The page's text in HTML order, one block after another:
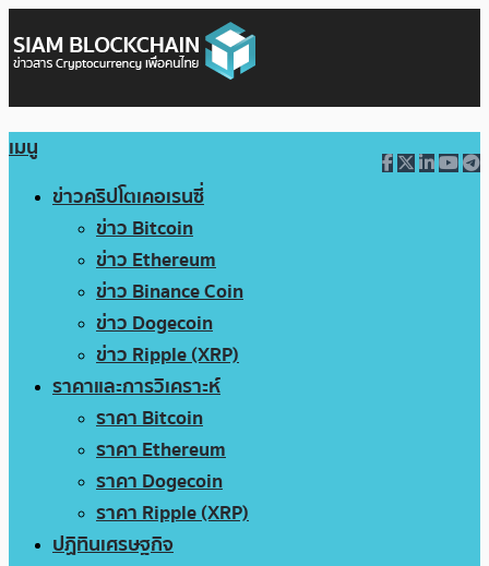
เมนู
ข่าวคริปโตเคอเรนซี่
ข่าว Bitcoin
ข่าว Ethereum
ข่าว Binance Coin
ข่าว Dogecoin
ข่าว Ripple (XRP)
ราคาและการวิเคราะห์
ราคา Bitcoin
ราคา Ethereum
ราคา Dogecoin
ราคา Ripple (XRP)
ปฏิทินเศรษฐกิจ